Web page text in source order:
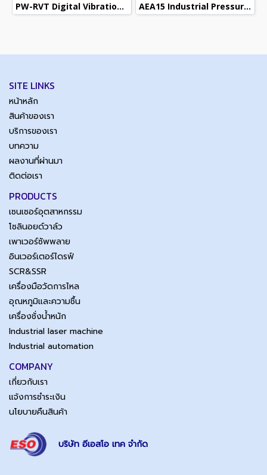
PW-RVT Digital Vibration Monitoring and Temperature Sensor AEA15 Industrial Pressure Transmitter | เซนเซอร์วัดแรงดัน
SITE LINKS
หน้าหลัก
สินค้าของเรา
บริการของเรา
บทความ
ผลงานที่ผ่านมา
ติดต่อเรา
PRODUCTS
เซนเซอร์อุตสาหกรรม
โซลินอยด์วาล์ว
เพาเวอร์ซัพพลาย
อินเวอร์เตอร์ไดรฟ์
SCR&SSR
เครื่องมือวัดการไหล
อุณหภูมิและความชื้น
เครื่องชั่งน้ำหนัก
Industrial laser machine
Industrial automation
COMPANY
เกี่ยวกับเรา
แจ้งการชำระเงิน
นโยบายคืนสินค้า
บริษัท อีเอสโอ เทค จำกัด